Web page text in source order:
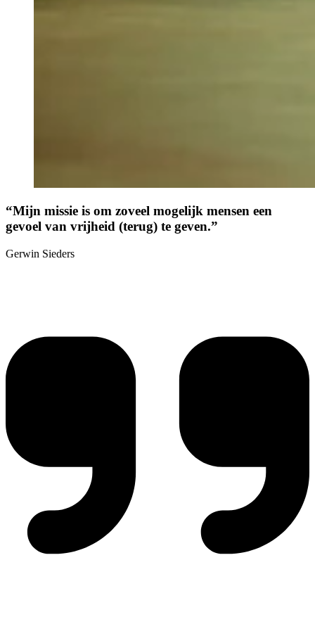
“Mijn missie is om zoveel mogelijk mensen een
gevoel van vrijheid (terug) te geven.”
Gerwin Sieders